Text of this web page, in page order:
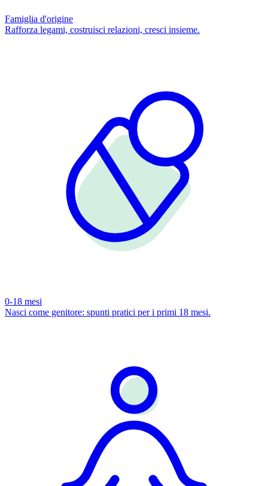
Famiglia d'origine
Rafforza legami, costruisci relazioni, cresci insieme.
0-18 mesi
Nasci come genitore: spunti pratici per i primi 18 mesi.